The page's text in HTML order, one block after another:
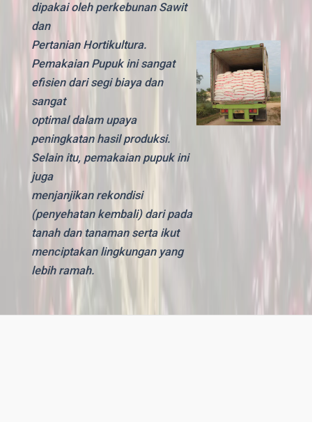
dipakai oleh perkebunan Sawit
dan
Pertanian Hortikultura.
Pemakaian Pupuk ini sangat
efisien dari segi biaya dan
sangat
optimal dalam upaya
peningkatan hasil produksi.
Selain itu, pemakaian pupuk ini
juga
menjanjikan rekondisi
(penyehatan kembali) dari pada
tanah dan tanaman serta ikut
menciptakan lingkungan yang
lebih ramah.